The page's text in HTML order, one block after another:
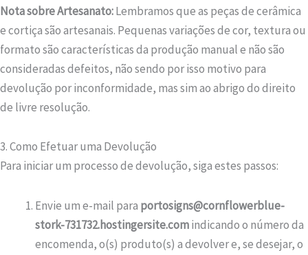
Nota sobre Artesanato:Lembramos que as peças de cerâmica
e cortiça são artesanais. Pequenas variações de cor, textura ou
formato são características da produção manual e não são
consideradas defeitos, não sendo por isso motivo para
devolução por inconformidade, mas sim ao abrigo do direito
de livre resolução.
3. Como Efetuar uma Devolução
Para iniciar um processo de devolução, siga estes passos:
Envie um e-mail para portosigns@cornflowerblue-
stork-731732.hostingersite.comindicando o número da
encomenda, o(s) produto(s) a devolver e, se desejar, o